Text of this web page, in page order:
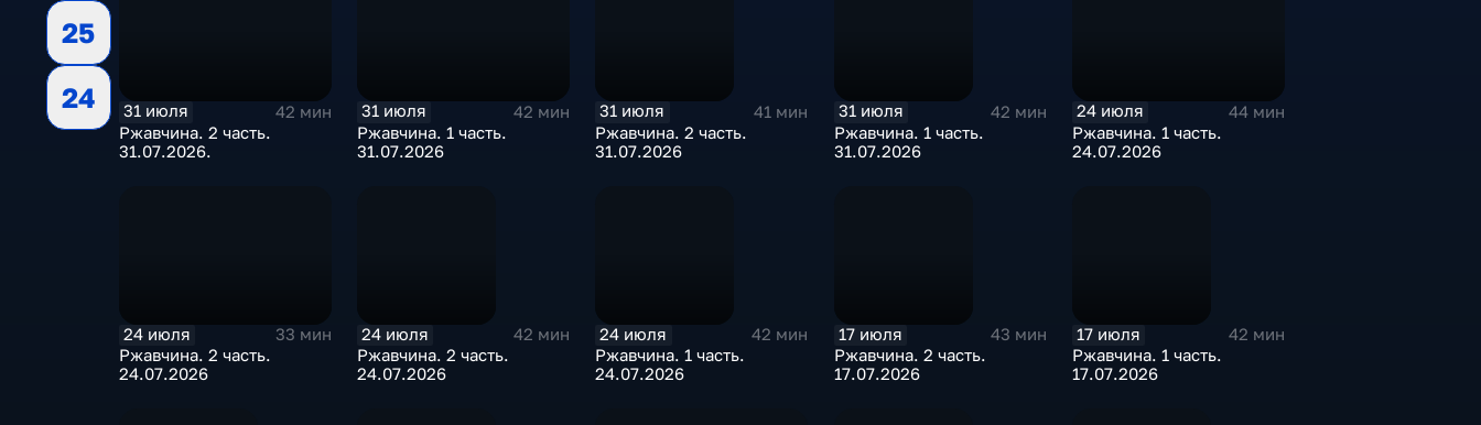
25
24
31 июля
42 мин
Ржавчина. 2 часть.
31.07.2026.
31 июля
42 мин
Ржавчина. 1 часть.
31.07.2026
31 июля
41 мин
Ржавчина. 2 часть.
31.07.2026
31 июля
42 мин
Ржавчина. 1 часть.
31.07.2026
24 июля
44 мин
Ржавчина. 1 часть.
24.07.2026
24 июля
33 мин
Ржавчина. 2 часть.
24.07.2026
24 июля
42 мин
Ржавчина. 2 часть.
24.07.2026
24 июля
42 мин
Ржавчина. 1 часть.
24.07.2026
17 июля
43 мин
Ржавчина. 2 часть.
17.07.2026
17 июля
42 мин
Ржавчина. 1 часть.
17.07.2026